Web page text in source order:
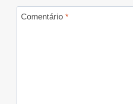
Comentário *